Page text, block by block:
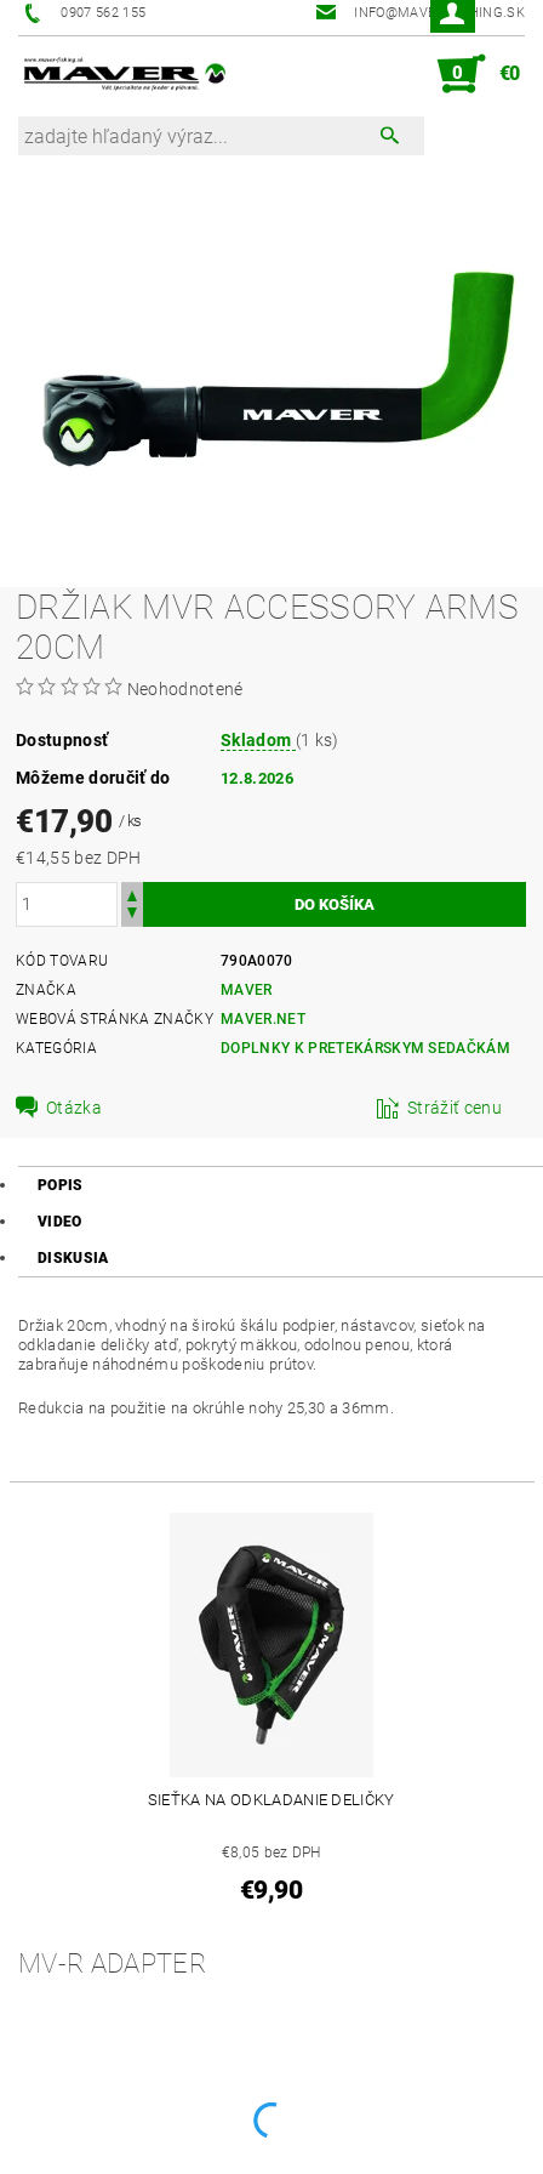
0907 562 155 INFO@MAVER-FISHING.SK
0 €0
DRŽIAK MVR ACCESSORY ARMS
20CM
Neohodnotené
Dostupnosť Skladom (1 ks)
Môžeme doručiť do
12.8.2026
€17,90 / ks
€14,55 bez DPH
KÓD TOVARU
790A0070
ZNAČKA
MAVER
WEBOVÁ STRÁNKA ZNAČKY MAVER.NET
KATEGÓRIA
DOPLNKY K PRETEKÁRSKYM SEDAČKÁM
Otázka Strážiť cenu
POPIS
VIDEO
DISKUSIA
Držiak 20cm, vhodný na širokú škálu podpier, nástavcov, sieťok na
odkladanie deličky atď, pokrytý mäkkou, odolnou penou, ktorá
zabraňuje náhodnému poškodeniu prútov.
Redukcia na použitie na okrúhle nohy 25,30 a 36mm.
SIEŤKA NA ODKLADANIE DELIČKY
€8,05 bez DPH
€9,90
MV-R ADAPTER